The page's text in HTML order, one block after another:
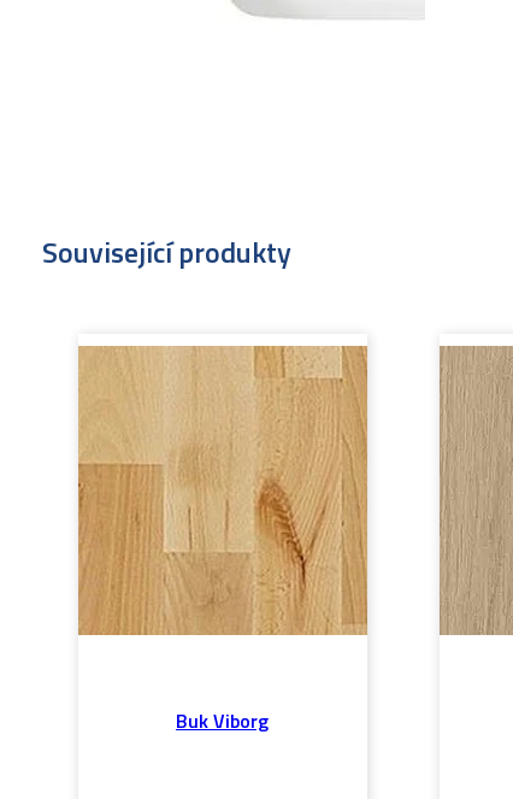
Související produkty
Buk Viborg